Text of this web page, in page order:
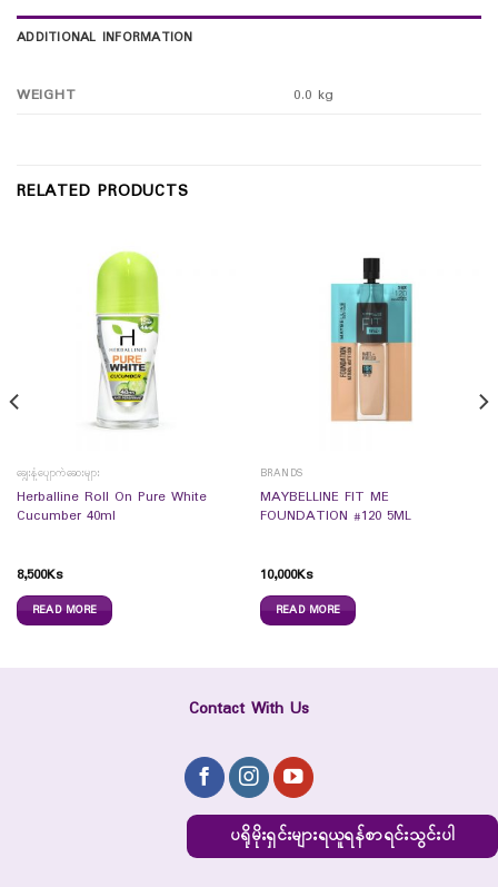
ADDITIONAL INFORMATION
WEIGHT 0.0 kg
RELATED PRODUCTS
ချွေးနံ့ပျောက်ဆေးများ
Herballine Roll On Pure White
Cucumber 40ml
8,500Ks
READ MORE
BRANDS
MAYBELLINE FIT ME
FOUNDATION #120 5ML
10,000Ks
READ MORE
Contact With Us
ပရိုမိုးရှင်းများရယူရန်စာရင်းသွင်းပါ